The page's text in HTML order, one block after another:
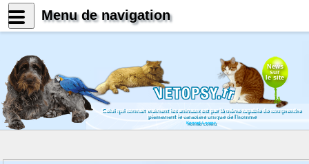
News
sur
le site
Biologie, neurosciences et
sciences en général
Menu de navigation